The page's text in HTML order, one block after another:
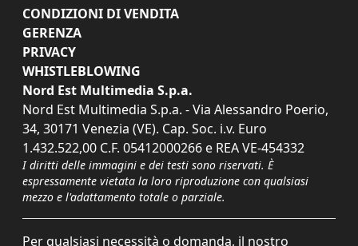
CONDIZIONI DI VENDITA
GERENZA
PRIVACY
WHISTLEBLOWING
Nord Est Multimedia S.p.a.
Nord Est Multimedia S.p.a. - Via Alessandro Poerio,
34, 30171 Venezia (VE). Cap. Soc. i.v. Euro
1.432.522,00 C.F. 05412000266 e REA VE-454332
I diritti delle immagini e dei testi sono riservati. È
espressamente vietata la loro riproduzione con qualsiasi
mezzo e l'adattamento totale o parziale.
Per qualsiasi necessità o domanda, il nostro